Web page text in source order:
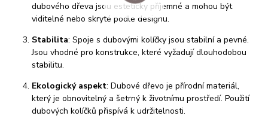
dubového dřeva jsou esteticky příjemné a mohou být
viditelné nebo skryté podle designu.
Stabilita: Spoje s dubovými kolíčky jsou stabilní a pevné.
Jsou vhodné pro konstrukce, které vyžadují dlouhodobou
stabilitu.
Ekologický aspekt: Dubové dřevo je přírodní materiál,
který je obnovitelný a šetrný k životnímu prostředí. Použití
dubových kolíčků přispívá k udržitelnosti.